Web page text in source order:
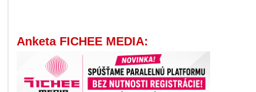
Anketa FICHEE MEDIA: